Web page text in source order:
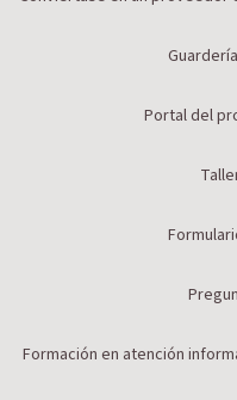
Portal del
Formación en atención